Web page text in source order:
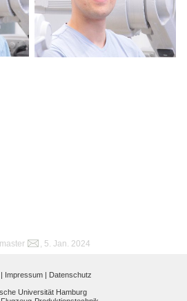
, 5. Jan. 2024
Impressum | Datenschutz
Universität Hamburg